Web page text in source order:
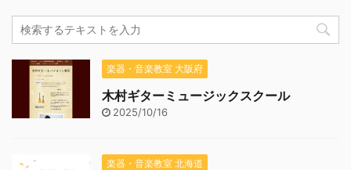
楽器・音楽教室 大阪府
木村ギターミュージックスクール
2025/10/16
楽器・音楽教室 北海道